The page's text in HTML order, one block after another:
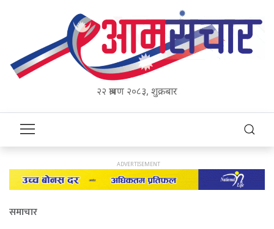
२२ श्रावण २०८३, शुक्रबार
समाचार